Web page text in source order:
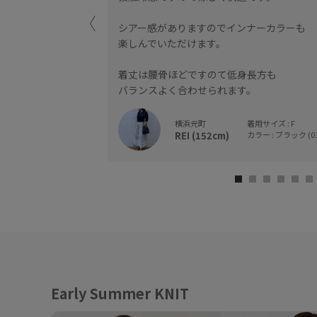
シアー感がありますのでインナーカラーも
楽しんでいただけます。
着丈は腰骨ほどですのて低身長方も
バランスよく合わせられます。
横浜元町
REI (152cm)
着用サイズ : F
カラー : ブラック
Early Summer KNIT